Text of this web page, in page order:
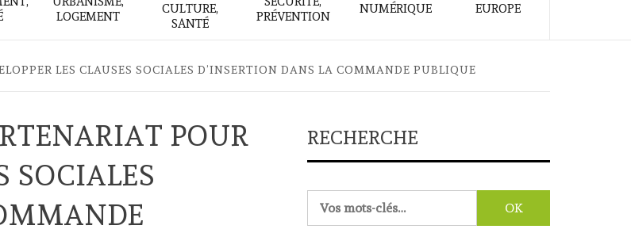
LOGEMENT
CULTURE,
SANTÉ
PRÉVENTION
NUMÉRIQUE EUROPE
LES CLAUSES SOCIALES D’INSERTION DANS LA COMMANDE PUBLIQUE
POUR
SOCIALES
RECHERCHE